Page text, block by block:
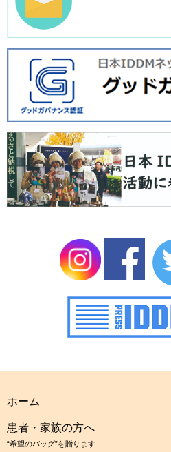
ホーム
患者・家族の方へ
“希望のバッグ”を贈ります